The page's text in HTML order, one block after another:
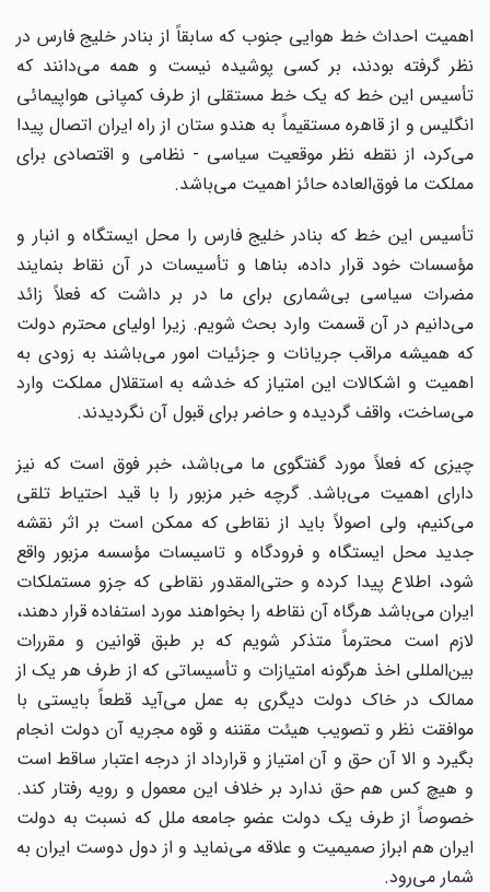
اهمیت احداث خط هوایی جنوب که سابقاً از بنادر خلیج فارس در
نظر گرفته بودند، بر کسی پوشیده نیست و همه می‌دانند که
تأسیس این خط که یک خط مستقلی از طرف کمپانی هواپیمائی
انگلیس و از قاهره مستقیماً به هندو ستان از راه ایران اتصال پیدا
می‌کرد، از نقطه نظر موقعیت سیاسی - نظامی و اقتصادی برای
مملکت ما فوق‌العاده حائز اهمیت می‌باشد.
تأسیس این خط که بنادر خلیج فارس را محل ایستگاه و انبار و
مؤسسات خود قرار داده، بناها و تأسیسات در آن نقاط بنمایند
مضرات سیاسی بی‌شماری برای ما در بر داشت که فعلاً زائد
می‌دانیم در آن قسمت وارد بحث شویم. زیرا اولیای محترم دولت
که همیشه مراقب جریانات و جزئیات امور می‌باشند به زودی به
اهمیت و اشکالات این امتیاز که خدشه به استقلال مملکت وارد
می‌ساخت، واقف گردیده و حاضر برای قبول آن نگردیدند.
چیزی که فعلاً مورد گفتگوی ما می‌باشد، خبر فوق است که نیز
دارای اهمیت می‌باشد. گرچه خبر مزبور را با قید احتیاط تلقی
می‌کنیم، ولی اصولاً باید از نقاطی که ممکن است بر اثر نقشه
جدید محل ایستگاه و فرودگاه و تاسیسات مؤسسه مزبور واقع
شود، اطلاع پیدا کرده و حتی‌المقدور نقاطی که جزو مستملکات
ایران می‌باشد هرگاه آن نقاطه را بخواهند مورد استفاده قرار دهند،
لازم است محترماً متذکر شویم که بر طبق قوانین و مقررات
بین‌المللی اخذ هرگونه امتیازات و تأسیساتی که از طرف هر یک از
ممالک در خاک دولت دیگری به عمل می‌آید قطعاً بایستی با
موافقت نظر و تصویب هیئت مقننه و قوه مجریه آن دولت انجام
بگیرد و الا آن حق و آن امتیاز و قرارداد از درجه اعتبار ساقط است
و هیچ کس هم حق ندارد بر خلاف این معمول و رویه رفتار کند.
خصوصاً از طرف یک دولت عضو جامعه ملل که نسبت به دولت
ایران هم ابراز صمیمیت و علاقه می‌نماید و از دول دوست ایران به
شمار می‌رود.